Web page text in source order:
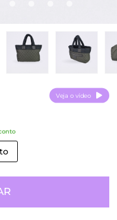
Veja o vídeo